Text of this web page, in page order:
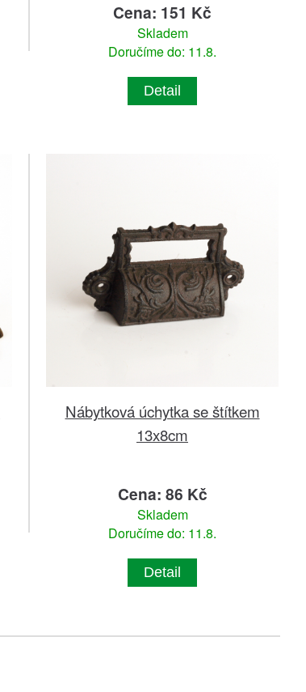
Cena: 151 Kč
Skladem
Doručíme do: 11.8.
Detail
Nábytková úchytka se štítkem
13x8cm
Cena: 86 Kč
Skladem
Doručíme do: 11.8.
Detail